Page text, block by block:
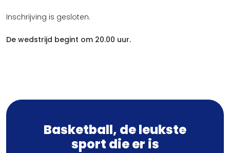
Inschrijving is gesloten.
De wedstrijd begint om 20.00 uur.
Basketball, de leukste
sport die er is